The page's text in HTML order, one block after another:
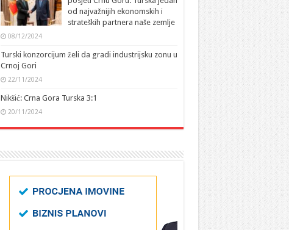
od najvažnijih ekonomskih i
strateških partnera naše zemlje
08/12/2024
Turski konzorcijum želi da gradi industrijsku zonu u
Crnoj Gori
22/11/2024
Nikšić: Crna Gora Turska 3:1
20/11/2024